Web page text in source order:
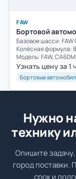
FAW
Бортовой
Базовое шасси: FAW
Колёсная формула:
Модель: FAW,
Узнать цену за 1
Бортовые
Нужно
технику
Опишите задачу,
город поставки.
срок и